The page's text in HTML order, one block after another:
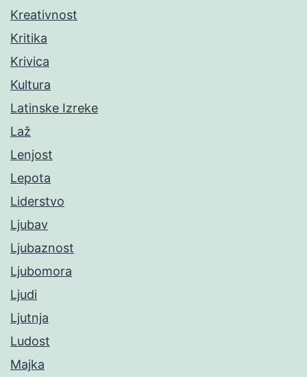
Kreativnost
Kritika
Krivica
Kultura
Latinske Izreke
Laž
Lenjost
Lepota
Liderstvo
Ljubav
Ljubaznost
Ljubomora
Ljudi
Ljutnja
Ludost
Majka